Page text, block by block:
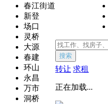
春江街道
新登
场口
灵桥
大源
春建
环山
永昌
万市
洞桥
搜索
转让 求租
正在加载...